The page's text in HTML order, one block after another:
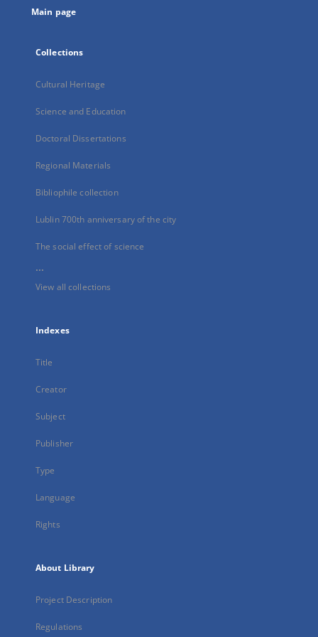
Main page
Collections
Cultural Heritage
Science and Education
Doctoral Dissertations
Regional Materials
Bibliophile collection
Lublin 700th anniversary of the city
The social effect of science
...
View all collections
Indexes
Title
Creator
Subject
Publisher
Type
Language
Rights
About Library
Project Description
Regulations